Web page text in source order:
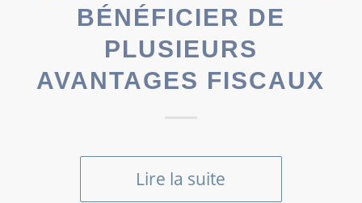
BÉNÉFICIER DE
PLUSIEURS
AVANTAGES FISCAUX
Lire la suite